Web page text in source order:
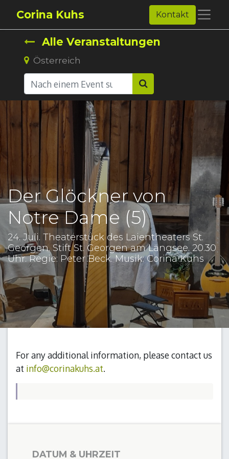
Corina Kuhs Kontakt
Alle Veranstaltungen
Österreich
Der Glöckner von
Notre Dame (5)
24. Juli. Theaterstück des Laientheaters St.
Georgen. Stift St. Georgen am Längsee. 20.30
Uhr. Regie: Peter Beck. Musik: Corina Kuhs
For any additional information, please contact us
at info@corinakuhs.at.
DATUM & UHRZEIT